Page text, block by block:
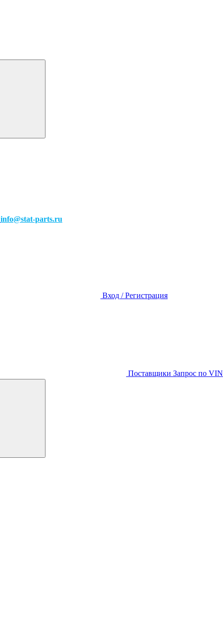
info@stat-parts.ru
Вход / Регистрация
Поставщики Запрос по VIN